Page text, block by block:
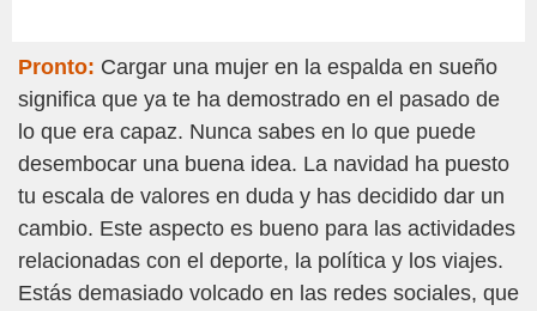
Pronto: Cargar una mujer en la espalda en sueño
significa que ya te ha demostrado en el pasado de
lo que era capaz. Nunca sabes en lo que puede
desembocar una buena idea. La navidad ha puesto
tu escala de valores en duda y has decidido dar un
cambio. Este aspecto es bueno para las actividades
relacionadas con el deporte, la política y los viajes.
Estás demasiado volcado en las redes sociales, que